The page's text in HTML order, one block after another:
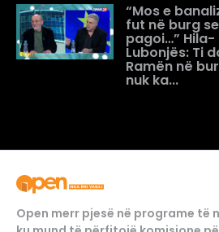
“Mos e
fut në burg
pagoi…” Hila-
Lubonjës: Ti
Ramën në
nuk ka...
Open merr pjesë në programe të